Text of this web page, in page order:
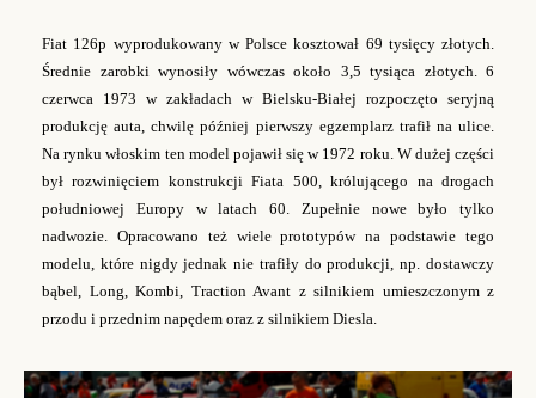
Fiat 126p wyprodukowany w Polsce kosztował 69 tysięcy złotych.
Średnie zarobki wynosiły wówczas około 3,5 tysiąca złotych. 6
czerwca 1973 w zakładach w Bielsku-Białej rozpoczęto seryjną
produkcję auta, chwilę później pierwszy egzemplarz trafił na ulice.
Na rynku włoskim ten model pojawił się w 1972 roku. W dużej części
był rozwinięciem konstrukcji Fiata 500, królującego na drogach
południowej Europy w latach 60. Zupełnie nowe było tylko
nadwozie. Opracowano też wiele prototypów na podstawie tego
modelu, które nigdy jednak nie trafiły do produkcji, np. dostawczy
bąbel, Long, Kombi, Traction Avant z silnikiem umieszczonym z
przodu i przednim napędem oraz z silnikiem Diesla.